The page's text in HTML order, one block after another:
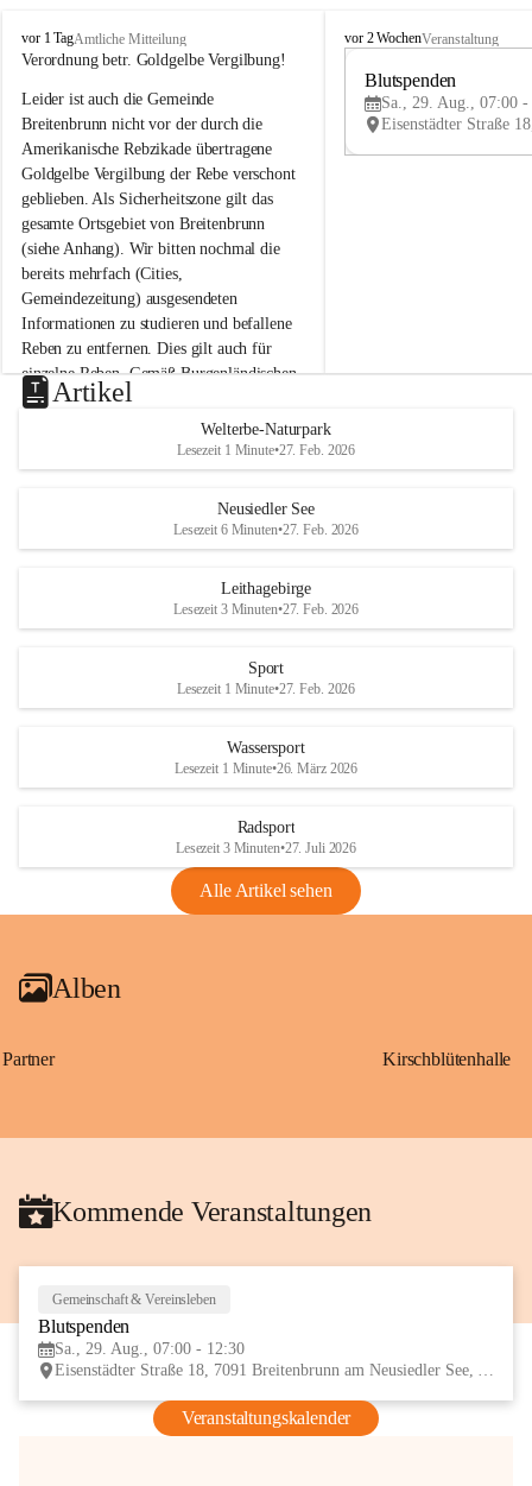
B
r
i
t
e
n
b
r
u
n
n
a
m
N
e
u
s
d
S
vor 1 TagAmtliche Mitteilung
Verordnung betr. Goldgelbe Vergilbung!
Leider ist auch die Gemeinde
Breitenbrunn nicht vor der durch die
Amerikanische Rebzikade übertragene
Goldgelbe Vergilbung der Rebe verschont
geblieben. Als Sicherheitszone gilt das
gesamte Ortsgebiet von Breitenbrunn
(siehe Anhang). Wir bitten nochmal die
bereits mehrfach (Cities,
Gemeindezeitung) ausgesendeten
Informationen zu studieren und befallene
Reben zu entfernen. Dies gilt auch für
einzelne Reben. Gemäß Burgenländischen
Weinbaugesetz sind nicht gepflegte oder
unzulässige Weingärten zu roden! Bitte
helfen wir zusammen um unsere Winzer
vor den prognostizierten Ernteausfällen
und den daraus folgenden wirtschaftlichen
Maßnahmen zur Bekämpfung
Rebe und der Amerikanischen
Anhang VBl. EU Nr. 18
1 Seite•1,4 MB
VBl. EU Nr. 18_2026
B
e
u
e
d
r
S
vor 2 WochenVeranstaltung
Blutspenden
Sa., 29. Aug., 07:00 -
Artikel
Welterbe-Naturpark
Lesezeit 1 Minute•27. Feb. 2026
Neusiedler See
Lesezeit 6 Minuten•27. Feb. 2026
Leithagebirge
Lesezeit 3 Minuten•27. Feb. 2026
Sport
Lesezeit 1 Minute•27. Feb. 2026
Wassersport
Lesezeit 1 Minute•26. März 2026
Radsport
Lesezeit 3 Minuten•27. Juli 2026
Alle Artikel sehen
Alben
Partner Kirschblütenhalle
Kommende Veranstaltungen
Gemeinschaft & Vereinsleben
Blutspenden
Sa., 29. Aug., 07:00 - 12:30
Eisenstädter Straße 18, 7091 Breitenbrunn am Neusiedler See, AUT
Veranstaltungskalender